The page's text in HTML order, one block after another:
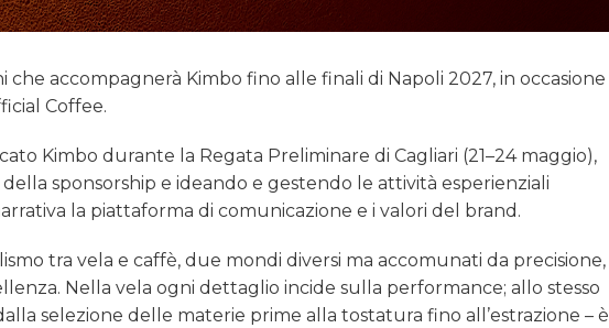
che accompagnerà Kimbo fino alle finali di Napoli 2027, in occasione
Coffee.
Kimbo durante la Regata Preliminare di Cagliari (21–24 maggio),
sponsorship e ideando e gestendo le attività esperienziali
la piattaforma di comunicazione e i valori del brand.
tra vela e caffè, due mondi diversi ma accomunati da precisione,
Nella vela ogni dettaglio incide sulla performance; allo stesso
selezione delle materie prime alla tostatura fino all’estrazione – è